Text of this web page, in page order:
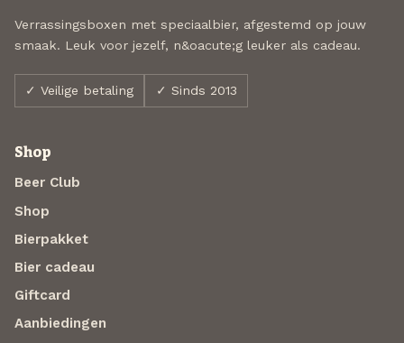
Verrassingsboxen met speciaalbier, afgestemd op jouw
smaak. Leuk voor jezelf, n&oacute;g leuker als cadeau.
✓ Veilige betaling ✓ Sinds 2013
Shop
Beer Club
Shop
Bierpakket
Bier cadeau
Giftcard
Aanbiedingen